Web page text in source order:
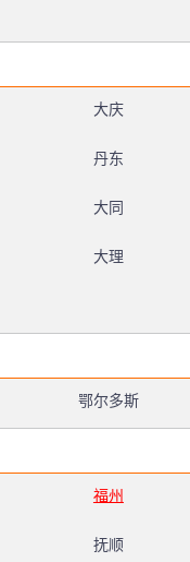
大庆
丹东
大同
大理
鄂尔多斯
福州
抚顺